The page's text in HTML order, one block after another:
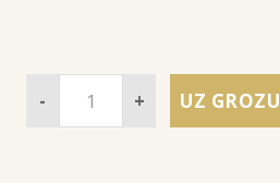
- + UZ GROZU